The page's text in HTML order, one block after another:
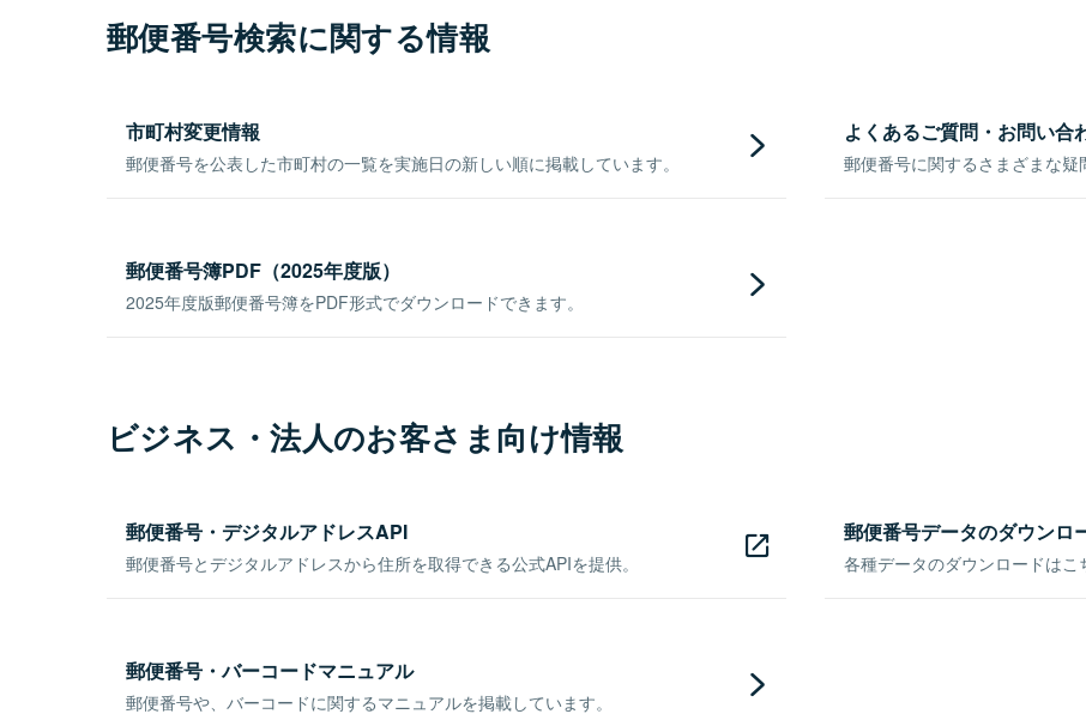
郵便番号検索に関する情報
市町村変更情報
郵便番号を公表した市町村の一覧を実施日の新しい順に掲載しています。
よくあるご質問・お問い合
郵便番号に関するさまざまな疑
郵便番号簿PDF（2025年度版）
2025年度版郵便番号簿をPDF形式でダウンロードできます。
ビジネス・法人のお客さま向け情報
郵便番号・デジタルアドレスAPI
郵便番号とデジタルアドレスから住所を取得できる公式APIを提供。
郵便番号データのダウンロ
各種データのダウンロードはこ
郵便番号・バーコードマニュアル
郵便番号や、バーコードに関するマニュアルを掲載しています。